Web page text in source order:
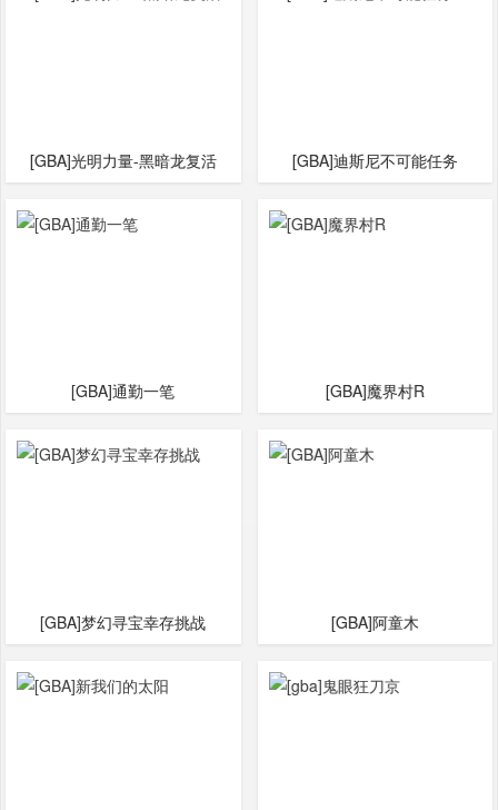
[GBA]光明力量-黑暗龙复活 [GBA]迪斯尼不可能任务
[GBA]通勤一笔 [GBA]魔界村R
[GBA]梦幻寻宝幸存挑战 [GBA]阿童木